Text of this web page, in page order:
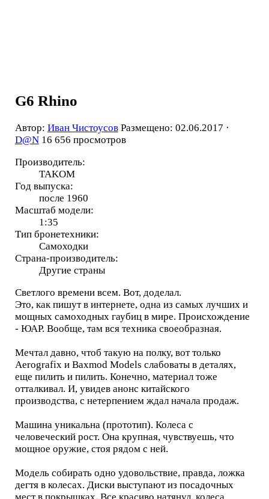
G6 Rhino
Автор: Иван Чистоусов Размещено: 02.06.2017 ·
D@N 16 656 просмотров
Производитель:
TAKOM
Год выпуска:
после 1960
Масштаб модели:
1:35
Тип бронетехники:
Самоходки
Страна-производитель:
Другие страны
Светлого времени всем. Вот, доделал.
Это, как пишут в интернете, одна из самых лучших и
мощных самоходных гаубиц в мире. Происхождение
- ЮАР. Вообще, там вся техника своеобразная.
Мечтал давно, чтоб такую на полку, вот только
Aerografix и Baxmod Models слабоваты в деталях,
еще пилить и пилить. Конечно, материал тоже
отталкивал. И, увидев анонс китайского
производства, с нетерпением ждал начала продаж.
Машина уникальна (прототип). Колеса с
человеческий рост. Она крупная, чувствуешь, что
мощное оружие, стоя рядом с ней.
Модель собирать одно удовольствие, правда, ложка
дегтя в колесах. Диски выступают из посадочных